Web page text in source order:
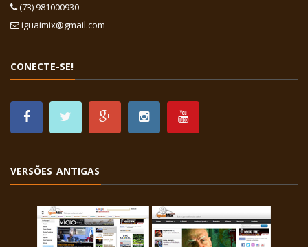
(73) 981000930
iguaimix@gmail.com
CONECTE-SE!
VERSÕES ANTIGAS